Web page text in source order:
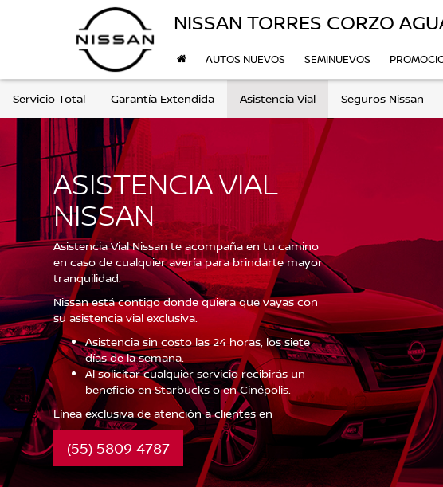
NISSAN TORRES CORZO
AUTOS NUEVOS SEMINUEVOS
Servicio Total Garantía Extendida Asistencia Vial Seguros Nissan
ASISTENCIA VIAL
NISSAN
Asistencia Vial Nissan te acompaña en tu camino
en caso de cualquier avería para brindarte mayor
tranquilidad.
Nissan está contigo donde quiera que vayas con
su asistencia vial exclusiva.
Asistencia sin costo las 24 horas, los siete
días de la semana.
Al solicitar cualquier servicio recibirás un
beneficio en Starbucks o en Cinépolis.
Línea exclusiva de atención a clientes en
(55) 5809 4787